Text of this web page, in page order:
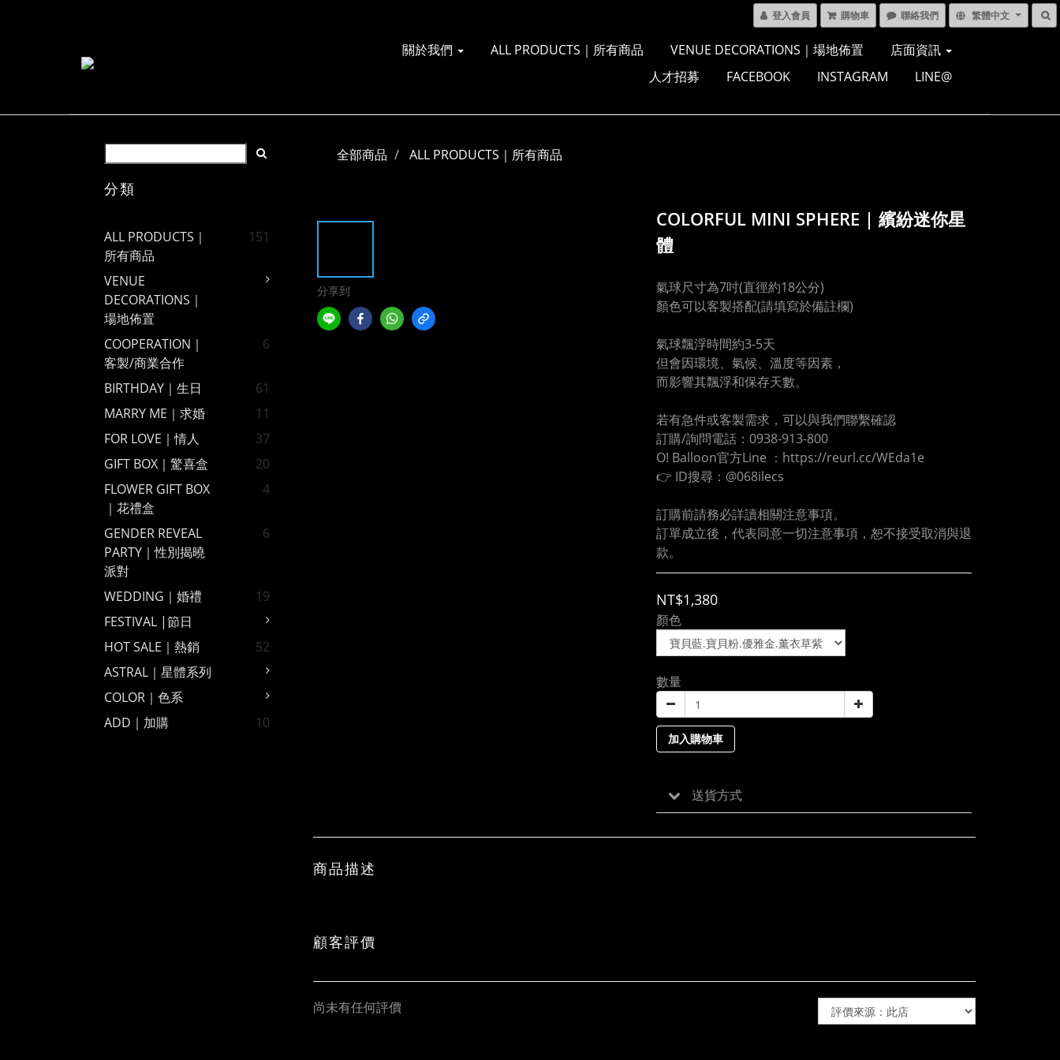
登入會員 購物車 聯絡我們 繁體中文
關於我們 ALL PRODUCTS｜所有商品 VENUE DECORATIONS｜場地佈置
店面資訊
人才招募
FACEBOOK INSTAGRAM LINE@
分類
ALL PRODUCTS｜
所有商品
151
VENUE
DECORATIONS｜
場地佈置
COOPERATION｜
客製/商業合作
6
BIRTHDAY｜生日
61
MARRY ME｜求婚
11
FOR LOVE｜情人
37
GIFT BOX｜驚喜盒
20
FLOWER GIFT BOX
｜花禮盒
4
GENDER REVEAL
PARTY｜性別揭曉
派對
6
WEDDING｜婚禮
19
FESTIVAL |節日
HOT SALE｜熱銷
52
ASTRAL｜星體系列
COLOR｜色系
ADD｜加購
10
全部商品 ALL PRODUCTS｜所有商品
分享到
COLORFUL MINI SPHERE | 繽紛迷你星
體
氣球尺寸為7吋(直徑約18公分)
顏色可以客製搭配(請填寫於備註欄)
氣球飄浮時間約3-5天
但會因環境、氣候、溫度等因素，
而影響其飄浮和保存天數。
若有急件或客製需求，可以與我們聯繫確認
訂購/詢問電話：0938-913-800
O! Balloon官方Line ：https://reurl.cc/WEda1e
👉 ID搜尋：@068ilecs
訂購前請務必詳讀相關注意事項。
訂單成立後，代表同意一切注意事項，恕不接受取消與退
款。
NT$1,380
顏色
數量
加入購物車
送貨方式
商品描述
顧客評價
尚未有任何評價